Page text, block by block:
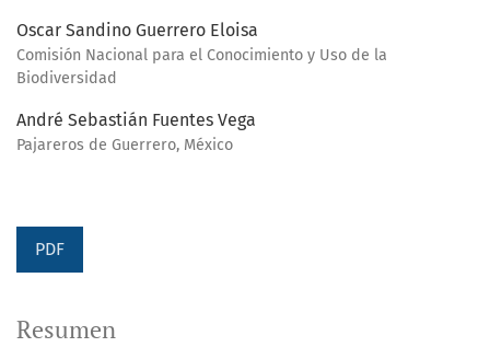
Oscar Sandino Guerrero Eloisa
Comisión Nacional para el Conocimiento y Uso de la
Biodiversidad
André Sebastián Fuentes Vega
Pajareros de Guerrero, México
PDF
Resumen